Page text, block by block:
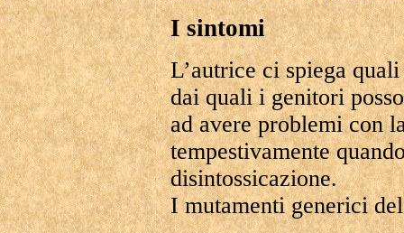
I sintomi
L’autrice ci spiega
dai quali i genitori
ad avere problemi con
tempestivamente
disintossicazione.
I mutamenti generici